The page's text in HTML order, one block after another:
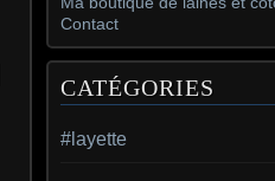
Contact
CATÉGORIES
#layette